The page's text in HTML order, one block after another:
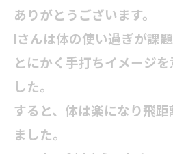
ありがとうございます。
Iさんは体の使い過ぎが課題
とにかく手打ちイメージ
した。
すると、体は楽になり飛
ました。